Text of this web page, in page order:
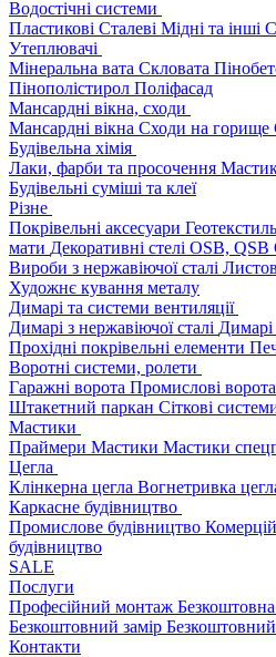
Водостічні системи
Пластикові Сталеві Мідні та інші
Утеплювачі
Мінеральна вата Скловата
Пінополістирол Поліфасад
Мансардні вікна, сходи
Мансардні вікна Сходи на горище
Будівельна хімія
Лаки, фарби та просочення
Будівельні суміші та клеї
Різне
Покрівельні аксесуари
мати Декоративні стелі OSB, QSB
Вироби з нержавіючої сталі
Художнє кування металу
Димарі та системи вентиляції
Димарі з нержавіючої сталі Димарі
Прохідні покрівельні елементи
Воротні системи, ролети
Гаражні ворота Промислові ворота
Штакетний паркан Сіткові
Мастики
Праймери Мастики Мастики
Цегла
Клінкерна цегла Вогнетривка
Каркасне будівництво
Промислове будівництво
будівництво
SALE
Послуги
Професійний монтаж Безкоштовна
Безкоштовний замір
Контакти